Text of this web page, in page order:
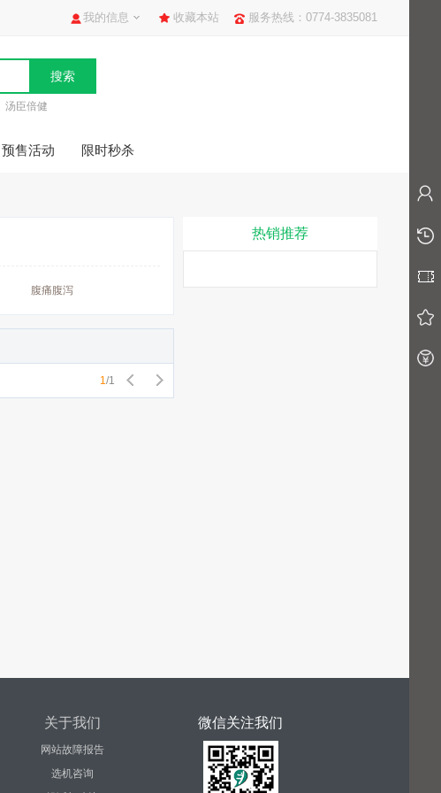
收藏本站 服务热线：0774-3835081
我的信息
汤臣倍健
预售活动 限时秒杀
腹痛腹泻
1/1
热销推荐
关于我们
网站故障报告
选机咨询
微信关注我们